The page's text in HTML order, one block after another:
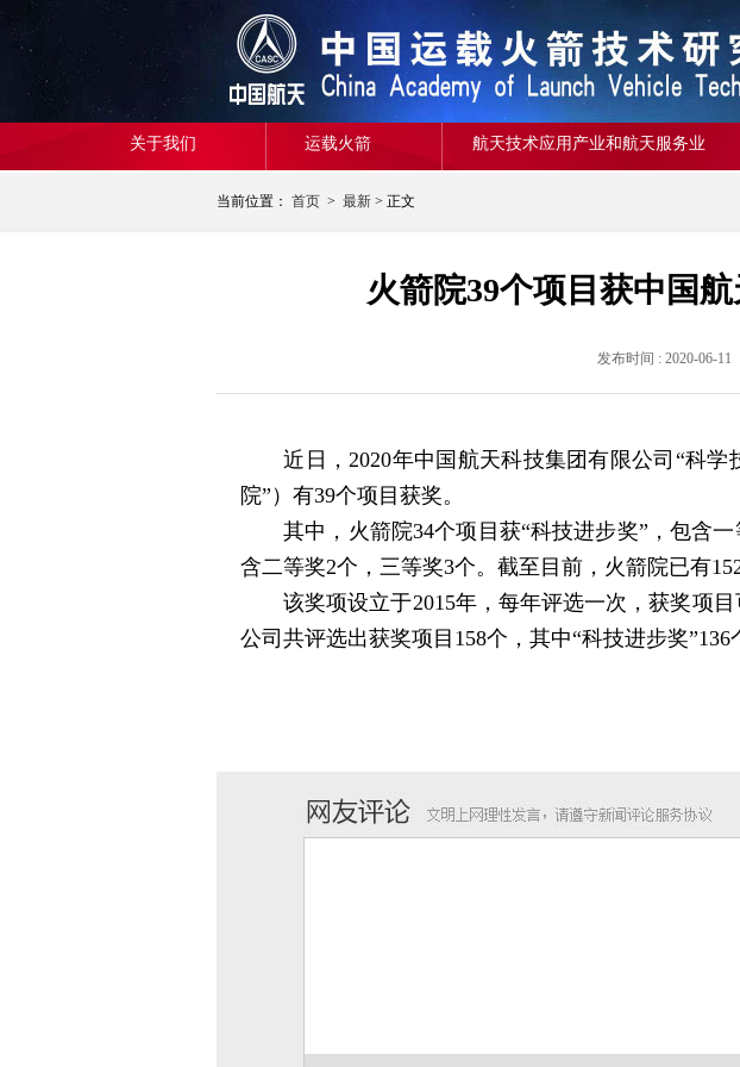
关于我们 运载火箭 航天技术应用产业和航天服务业
当前位置： 首页 > 最新 > 正文
火箭院39个项目获中国
发布时间 : 2020-06-
近日，2020年中国航天科技集团有限公司“科学
院”）有39个项目获奖。
其中，火箭院34个项目获“科技进步奖”，包含一
含二等奖2个，三等奖3个。截至目前，火箭院已有
该奖项设立于2015年，每年评选一次，获奖项目
公司共评选出获奖项目158个，其中“科技进步奖”136